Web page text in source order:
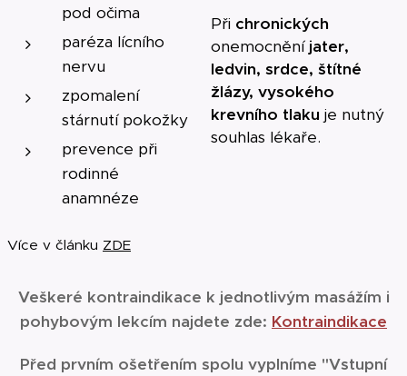
pod očima
paréza lícního
nervu
zpomalení
stárnutí pokožky
prevence při
rodinné
anamnéze
Více v článku ZDE
Při chronických
onemocnění jater,
ledvin, srdce, štítné
žlázy, vysokého
krevního tlaku je nutný
souhlas lékaře.
Veškeré kontraindikace k jednotlivým masážím i
pohybovým lekcím najdete zde: Kontraindikace
Před prvním ošetřením spolu vyplníme "Vstupní